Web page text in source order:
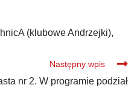
(klubowe Andrzejki),
Następny wpis
nr 2. W programie podział